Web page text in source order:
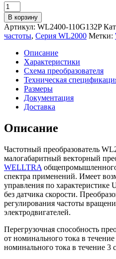
Количество
товара
Преобразователь
частоты
WELLTRA
WL2400-
110G/132P
(110/132
кВт
В корзину
Артикул: WL2400-110G132P
частоты, Серия WL2000 Метки:
Описание
Характеристики
Схема преобразователя
Техническая
Размеры
Документация
Доставка
Описание
Частотный преобразователь
малогабаритный векторный
WELLTRA
спектра применений. Имеет
управления по характеристике
без датчика скорости.
регулирования частоты
электродвигателей.
Перегрузочная способность
от номинального тока в
номинального тока в течение 3